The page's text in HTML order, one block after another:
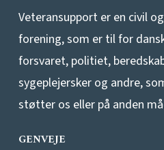
Veteransupport er en civil
forening, som er til for
forsvaret, politiet,
sygeplejersker og andre,
støtter os eller på anden
GENVEJE